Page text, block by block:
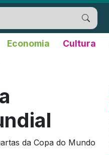
Economia Cultura
da Copa do Mundo